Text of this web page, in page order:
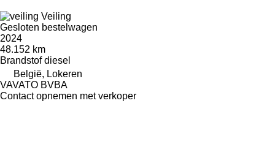
Veiling
Gesloten bestelwagen
2024
48.152 km
Brandstof diesel
België, Lokeren
VAVATO BVBA
Contact opnemen met verkoper